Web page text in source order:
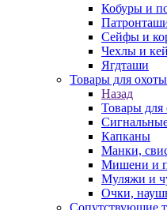
Кобуры и
Сейфы и
Чехлы и
Ягдташи
Товары для
Назад
Товары для
Капканы
Манки,
Мишени и
Муляжи и
Очки,
Сопутствующие